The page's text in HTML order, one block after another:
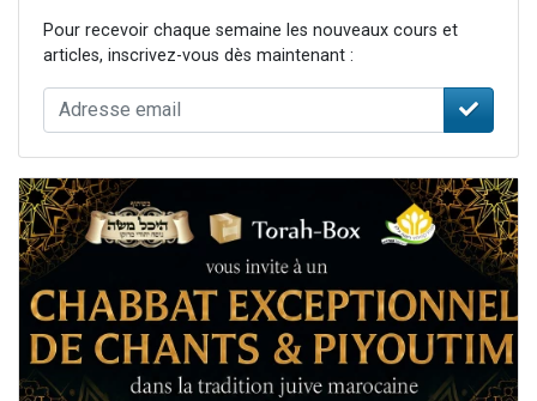
Pour recevoir chaque semaine les nouveaux cours et
articles, inscrivez-vous dès maintenant :